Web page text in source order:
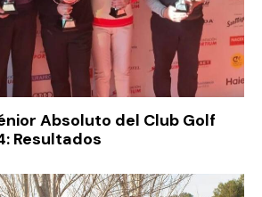
Absoluto del Club Golf
Resultados